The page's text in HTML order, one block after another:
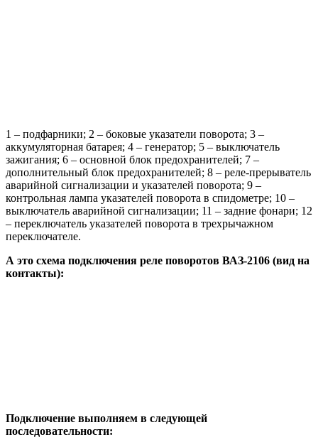
1 – подфарники; 2 – боковые указатели поворота; 3 –
аккумуляторная батарея; 4 – генератор; 5 – выключатель
зажигания; 6 – основной блок предохранителей; 7 –
дополнительный блок предохранителей; 8 – реле-прерыватель
аварийной сигнализации и указателей поворота; 9 –
контрольная лампа указателей поворота в спидометре; 10 –
выключатель аварийной сигнализации; 11 – задние фонари; 12
– переключатель указателей поворота в трехрычажном
переключателе.
А это схема подключения реле поворотов ВАЗ-2106 (вид на
контакты):
Подключение выполняем в следующей
последовательности: